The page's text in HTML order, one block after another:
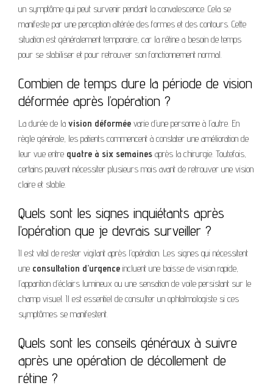
un symptôme qui peut survenir pendant la convalescence. Cela se
manifeste par une perception altérée des formes et des contours. Cette
situation est généralement temporaire, car la rétine a besoin de temps
pour se stabiliser et pour retrouver son fonctionnement normal.
Combien de temps dure la période de vision
déformée après l’opération ?
La durée de la vision déformée varie d’une personne à l’autre. En
règle générale, les patients commencent à constater une amélioration de
leur vue entre quatre à six semaines après la chirurgie. Toutefois,
certains peuvent nécessiter plusieurs mois avant de retrouver une vision
claire et stable.
Quels sont les signes inquiétants après
l’opération que je devrais surveiller ?
Il est vital de rester vigilant après l’opération. Les signes qui nécessitent
une consultation d’urgence incluent une baisse de vision rapide,
l’apparition d’éclairs lumineux ou une sensation de voile persistant sur le
champ visuel. Il est essentiel de consulter un ophtalmologiste si ces
symptômes se manifestent.
Quels sont les conseils généraux à suivre
après une opération de décollement de
rétine ?